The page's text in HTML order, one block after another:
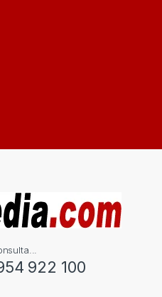
922 100